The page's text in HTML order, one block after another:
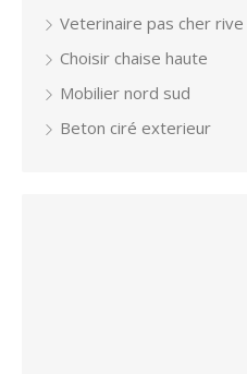
Veterinaire pas cher rive
Choisir chaise haute
Mobilier nord sud
Beton ciré exterieur